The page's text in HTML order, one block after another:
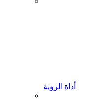
أداة الرؤية